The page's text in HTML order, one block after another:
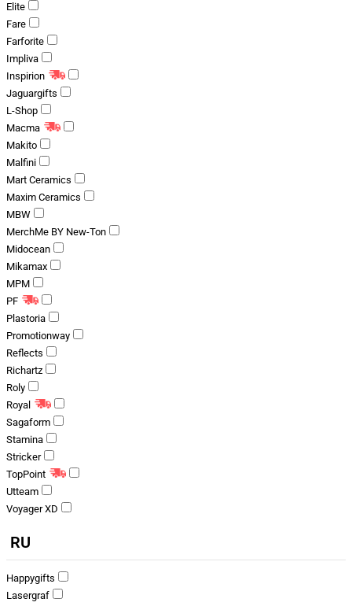
Elite
Fare
Farforite
Impliva
Inspirion
Jaguargifts
L-Shop
Macma
Makito
Malfini
Mart Ceramics
Maxim Ceramics
MBW
MerchMe BY New-Ton
Midocean
Mikamax
MPM
PF
Plastoria
Promotionway
Reflects
Richartz
Roly
Royal
Sagaform
Stamina
Stricker
TopPoint
Utteam
Voyager XD
RU
Happygifts
Lasergraf